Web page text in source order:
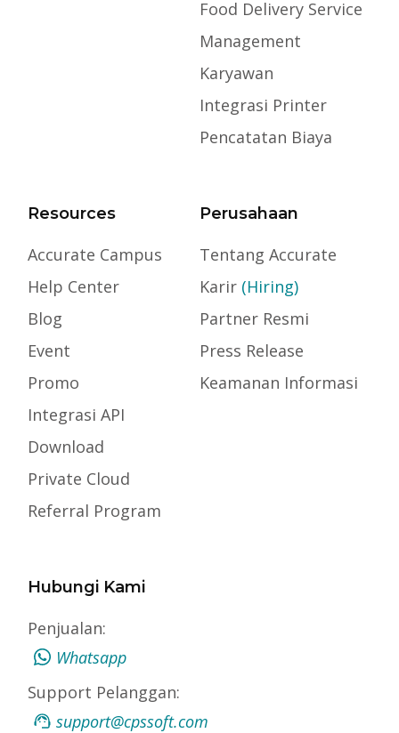
Food Delivery Service
Management
Karyawan
Integrasi Printer
Pencatatan Biaya
Resources
Accurate Campus
Help Center
Blog
Event
Promo
Integrasi API
Download
Private Cloud
Referral Program
Perusahaan
Tentang Accurate
Karir (Hiring)
Partner Resmi
Press Release
Keamanan Informasi
Hubungi Kami
Penjualan:
Whatsapp
Support Pelanggan:
support@cpssoft.com